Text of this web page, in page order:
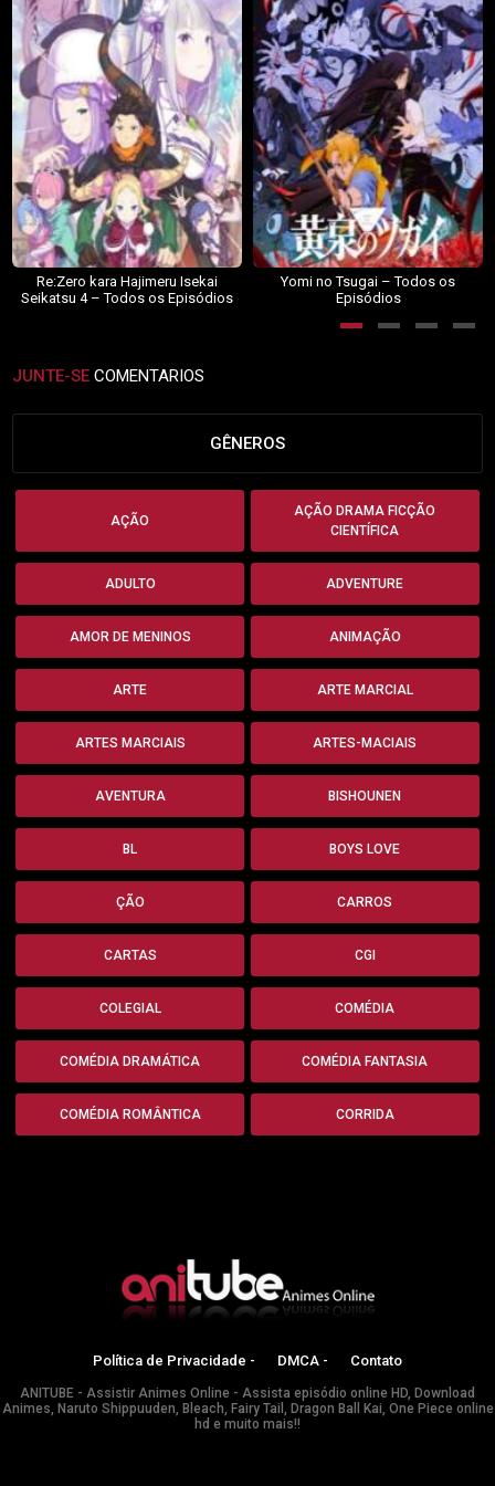
Re:Zero kara Hajimeru Isekai
Seikatsu 4 – Todos os Episódios
Yomi no Tsugai – Todos os
Episódios
JUNTE-SE COMENTARIOS
GÊNEROS
AÇÃO
AÇÃO DRAMA FICÇÃO
CIENTÍFICA
ADULTO ADVENTURE
AMOR DE MENINOS ANIMAÇÃO
ARTE ARTE MARCIAL
ARTES MARCIAIS ARTES-MACIAIS
AVENTURA BISHOUNEN
BL BOYS LOVE
ÇÃO CARROS
CARTAS CGI
COLEGIAL COMÉDIA
COMÉDIA DRAMÁTICA COMÉDIA FANTASIA
COMÉDIA ROMÂNTICA CORRIDA
Política de Privacidade - DMCA - Contato
ANITUBE - Assistir Animes Online - Assista episódio online HD, Download
Animes, Naruto Shippuuden, Bleach, Fairy Tail, Dragon Ball Kai, One Piece online
hd e muito mais!!